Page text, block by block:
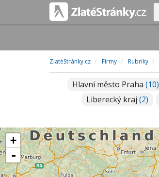
ZlatéStránky.cz Firmy Rubriky
Hlavní město Praha (10)
Liberecký kraj (2)
+
-